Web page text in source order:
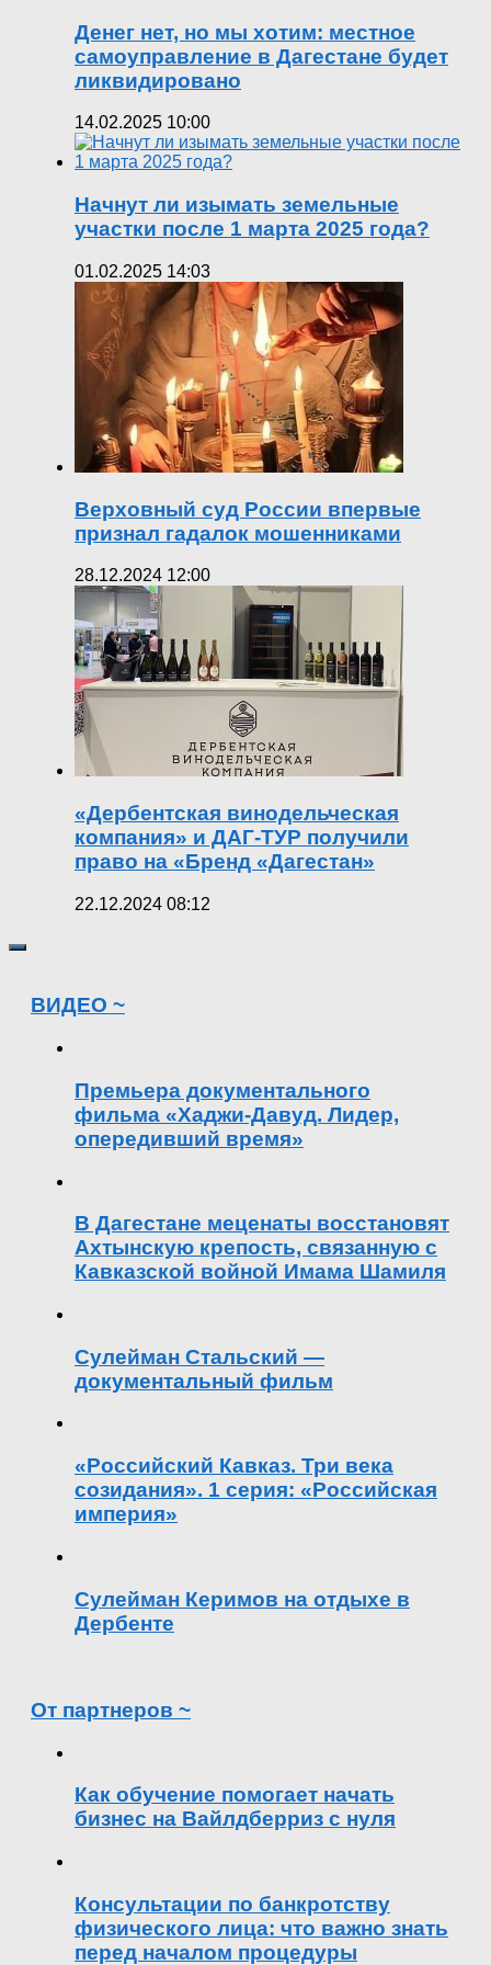
Денег нет, но мы хотим: местное
самоуправление в Дагестане будет
ликвидировано
14.02.2025 10:00
Начнут ли изымать земельные
участки после 1 марта 2025 года?
01.02.2025 14:03
Верховный суд России впервые
признал гадалок мошенниками
28.12.2024 12:00
«Дербентская винодельческая
компания» и ДАГ-ТУР получили
право на «Бренд «Дагестан»
22.12.2024 08:12
ВИДЕО ~
Премьера документального
фильма «Хаджи-Давуд. Лидер,
опередивший время»
В Дагестане меценаты восстановят
Ахтынскую крепость, связанную с
Кавказской войной Имама Шамиля
Сулейман Стальский —
документальный фильм
«Российский Кавказ. Три века
созидания». 1 серия: «Российская
империя»
Сулейман Керимов на отдыхе в
Дербенте
От партнеров ~
Как обучение помогает начать
бизнес на Вайлдберриз с нуля
Консультации по банкротству
физического лица: что важно знать
перед началом процедуры